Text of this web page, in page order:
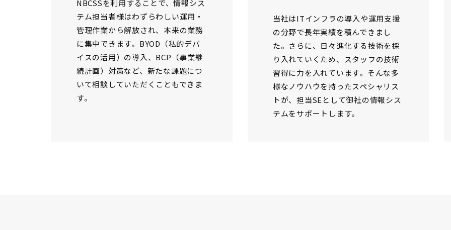
NBCSSを利用することで、情報シス
テム担当者様はわずらわしい運用・
管理作業から解放され、本来の業務
に集中できます。BYOD（私的デバ
イスの活用）の導入、BCP（事業継
続計画）対策など、新たな課題につ
いて相談していただくこともできま
す。
当社はITインフラの導入や運用支援
の分野で長年実績を積んできまし
た。さらに、日々進化する技術を採
り入れていくため、スタッフの技術
習得に力を入れています。そんな多
様なノウハウを持ったスペシャリス
トが、担当SEとして御社の情報シス
テムをサポートします。